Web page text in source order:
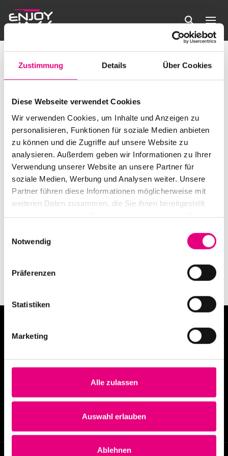
Zustimmung Details Über Cookies
Diese Webseite verwendet Cookies
Wir verwenden Cookies, um Inhalte und Anzeigen zu
personalisieren, Funktionen für soziale Medien anbieten
zu können und die Zugriffe auf unsere Website zu
analysieren. Außerdem geben wir Informationen zu Ihrer
Verwendung unserer Website an unsere Partner für
soziale Medien, Werbung und Analysen weiter. Unsere
Partner führen diese Informationen möglicherweise mit
weiteren Daten zusammen, die Sie ihnen bereitgestellt
Notwendig
Präferenzen
Statistiken
Marketing
Alle zulassen
Auswahl erlauben
Ablehnen
Veranstaltungen
Suche
und
Suche
Filter
Anstehende
Datum
wählen.
VorherigeVeranstaltungen Heute
Nächste
Kalender abonnieren